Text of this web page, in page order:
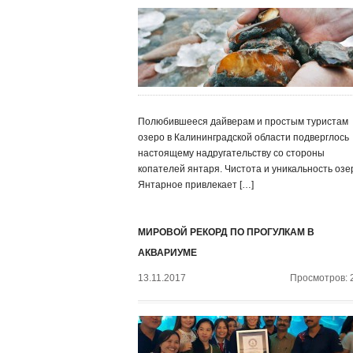
Полюбившееся дайверам и простым туристам
озеро в Калининградской области подверглось
настоящему надругательству со стороны
копателей янтаря. Чистота и уникальность
Янтарное привлекает […]
МИРОВОЙ РЕКОРД ПО ПРОГУЛКАМ В
АКВАРИУМЕ
13.11.2017 Просмотров: